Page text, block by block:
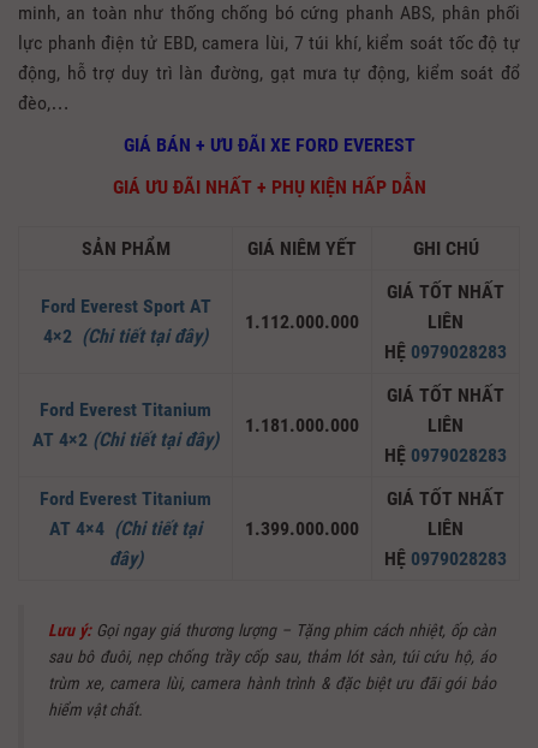
minh, an toàn như thống chống bó cứng phanh ABS, phân phối
lực phanh điện tử EBD, camera lùi, 7 túi khí, kiểm soát tốc độ tự
động, hỗ trợ duy trì làn đường, gạt mưa tự động, kiểm soát đổ
đèo,…
GIÁ BÁN + ƯU ĐÃI XE FORD EVEREST
GIÁ ƯU ĐÃI NHẤT + PHỤ KIỆN HẤP DẪN
SẢN PHẨM GIÁ NIÊM YẾT GHI CHÚ
Ford Everest Sport AT
4×2 (Chi tiết tại đây)
1.112.000.000
GIÁ TỐT NHẤT
LIÊN
HỆ 0979028283
Ford Everest Titanium
AT 4×2 (Chi tiết tại đây)
1.181.000.000
GIÁ TỐT NHẤT
LIÊN
HỆ 0979028283
Ford Everest Titanium
AT 4×4 (Chi tiết tại
đây)
1.399.000.000
GIÁ TỐT NHẤT
LIÊN
HỆ 0979028283
Lưu ý:Gọi ngay giá thương lượng – Tặng phim cách nhiệt, ốp càn
sau bô đuôi, nẹp chống trầy cốp sau, thảm lót sàn, túi cứu hộ, áo
trùm xe, camera lùi, camera hành trình & đặc biệt ưu đãi gói bảo
hiểm vật chất.